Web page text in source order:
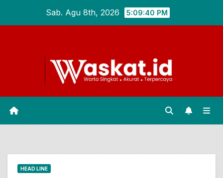
Sab. Agu 8th, 2026 5:09:41 PM
HEAD LINE